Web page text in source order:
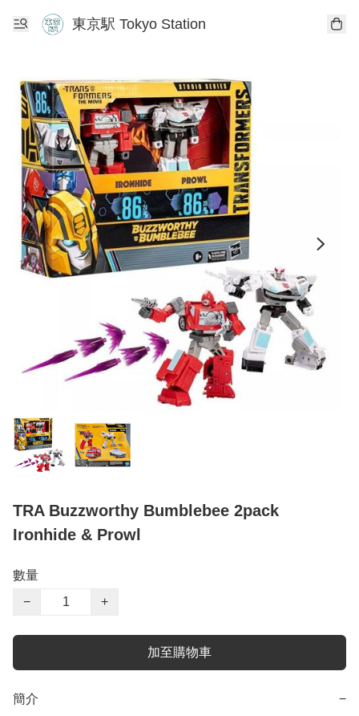
東京駅 Tokyo Station
TRA Buzzworthy Bumblebee 2pack
Ironhide & Prowl
數量
−
+
加至購物車
簡介 −